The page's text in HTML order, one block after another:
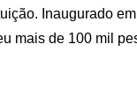
Inaugurado
mais de 100 mil